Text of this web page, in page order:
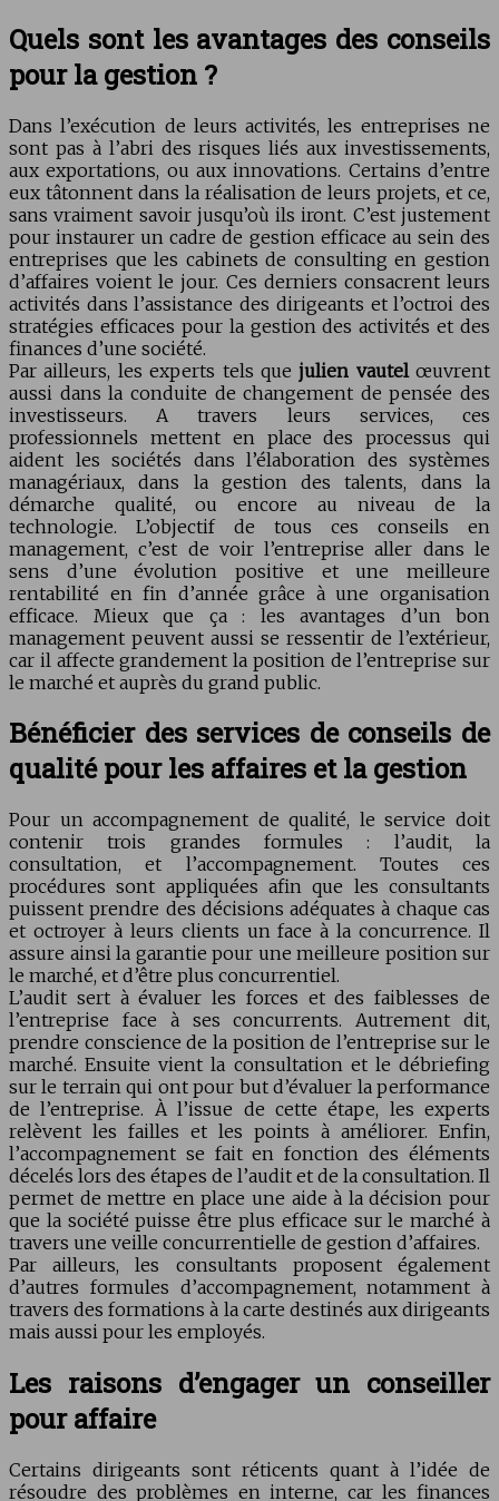
Quels sont les avantages des conseils
pour la gestion ?
Dans l’exécution de leurs activités, les entreprises ne
sont pas à l’abri des risques liés aux investissements,
aux exportations, ou aux innovations. Certains d’entre
eux tâtonnent dans la réalisation de leurs projets, et ce,
sans vraiment savoir jusqu’où ils iront. C’est justement
pour instaurer un cadre de gestion efficace au sein des
entreprises que les cabinets de consulting en gestion
d’affaires voient le jour. Ces derniers consacrent leurs
activités dans l’assistance des dirigeants et l’octroi des
stratégies efficaces pour la gestion des activités et des
finances d’une société.
Par ailleurs, les experts tels quejulien vautelœuvrent
aussi dans la conduite de changement de pensée des
investisseurs. A travers leurs services, ces
professionnels mettent en place des processus qui
aident les sociétés dans l’élaboration des systèmes
managériaux, dans la gestion des talents, dans la
démarche qualité, ou encore au niveau de la
technologie. L’objectif de tous ces conseils en
management, c’est de voir l’entreprise aller dans le
sens d’une évolution positive et une meilleure
rentabilité en fin d’année grâce à une organisation
efficace. Mieux que ça : les avantages d’un bon
management peuvent aussi se ressentir de l’extérieur,
car il affecte grandement la position de l’entreprise sur
le marché et auprès du grand public.
Bénéficier des services de conseils de
qualité pour les affaires et la gestion
Pour un accompagnement de qualité, le service doit
contenir trois grandes formules : l’audit, la
consultation, et l’accompagnement. Toutes ces
procédures sont appliquées afin que les consultants
puissent prendre des décisions adéquates à chaque cas
et octroyer à leurs clients un face à la concurrence. Il
assure ainsi la garantie pour une meilleure position sur
le marché, et d’être plus concurrentiel.
L’audit sert à évaluer les forces et des faiblesses de
l’entreprise face à ses concurrents. Autrement dit,
prendre conscience de la position de l’entreprise sur le
marché. Ensuite vient la consultation et le débriefing
sur le terrain qui ont pour but d’évaluer la performance
de l’entreprise. À l’issue de cette étape, les experts
relèvent les failles et les points à améliorer. Enfin,
l’accompagnement se fait en fonction des éléments
décelés lors des étapes de l’audit et de la consultation. Il
permet de mettre en place une aide à la décision pour
que la société puisse être plus efficace sur le marché à
travers une veille concurrentielle de gestion d’affaires.
Par ailleurs, les consultants proposent également
d’autres formules d’accompagnement, notamment à
travers des formations à la carte destinés aux dirigeants
mais aussi pour les employés.
Les raisons d’engager un conseiller
pour affaire
Certains dirigeants sont réticents quant à l’idée de
résoudre des problèmes en interne, car les finances